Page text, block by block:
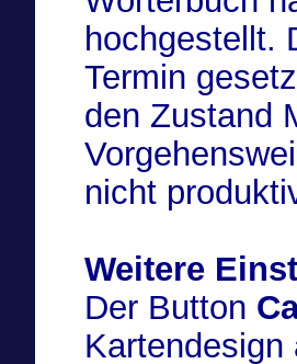
hochgestellt.
Termin
den Zustand
nicht
Weitere
Der Button